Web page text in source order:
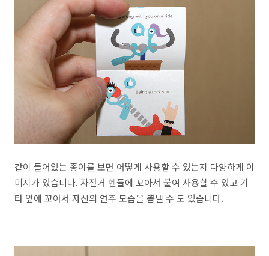
같이 들어있는 종이를 보면 어떻게 사용할 수 있는지 다양하게 이
미지가 있습니다. 자전거 헨들에 꼬아서 붙여 사용할 수 있고 기
타 앞에 꼬아서 자신의 연주 모습을 뽑낼 수 도 있습니다.